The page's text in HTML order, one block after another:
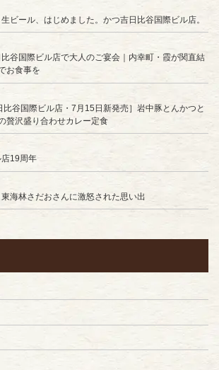
ビール、はじめました。かつ吉日比谷国際ビル店。
谷国際ビル店で大人のご宴会｜内幸町・霞が関直結
お食事を
谷国際ビル店・7月15日新発売］岩中豚とんかつと
贅沢盛り合わせカレー定食
19周年
海林さだおさんに激怒された思い出